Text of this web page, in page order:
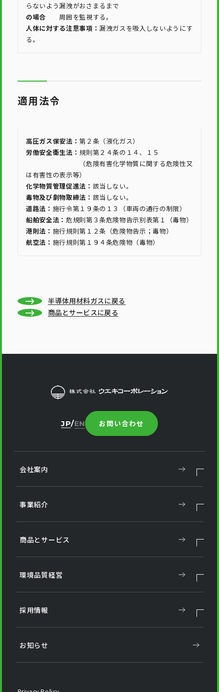
らないよう漏洩がおさまるまで
の場合周囲を監視する。
人体に対する注意事項：漏洩ガスを吸入しないようにす
る。
適用法令
高圧ガス保安法：第２条（液化ガス）
労働安全衛生法： 規則第２４条の１４、１５
（危険有害化学物質に関する危険性又
は有害性の表示等）
化学物質管理促進法： 該当しない。
毒物及び劇物取締法： 該当しない。
道路法： 施行令第１９条の１３（車両の通行の制限）
船舶安全法： 危規則第３条危険物告示別表第１（毒物）
港則法： 施行規則第１２条（危険物告示；毒物）
航空法： 施行規則第１９４条危険物（毒物）
半導体用材料ガスに戻る
商品とサービスに戻る
JP EN お問い合わせ
会社案内
事業紹介
商品とサービス
環境品質経営
採用情報
お知らせ